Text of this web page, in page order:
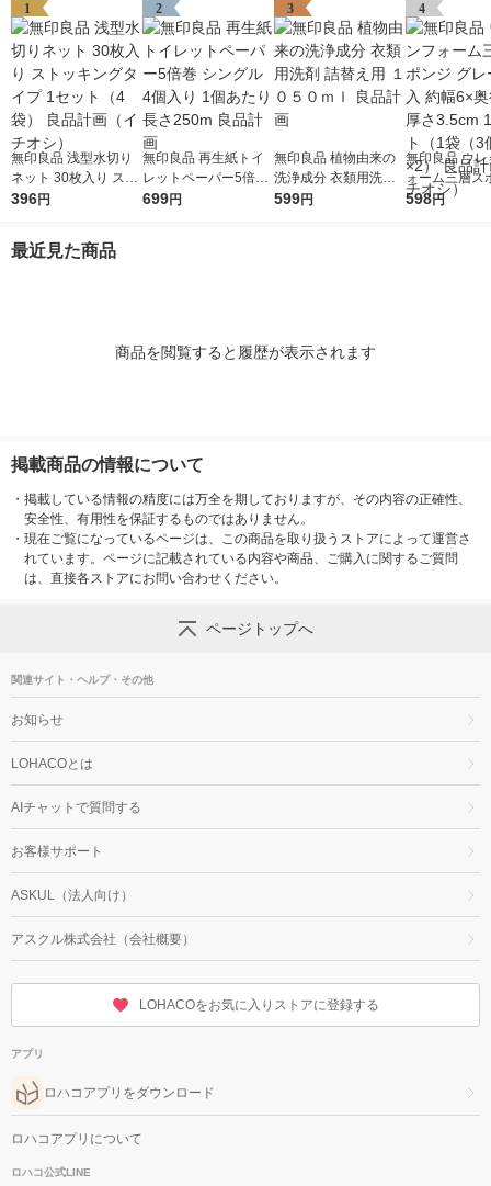
1
無印良品 浅型水切り
ネット 30枚入り スト
ッキングタイプ 1セッ
396円
2
無印良品 再生紙トイ
レットペーパー5倍巻
シングル 4個入り 1個
699円
3
無印良品 植物由来の
洗浄成分 衣類用洗剤
詰替え用 １０５０ｍ
599円
4
無印良品 ウレ
ォーム三層ス
グレー 3個入
598円
最近見た商品
商品を閲覧すると履歴が表示されます
掲載商品の情報について
・ 掲載している情報の精度には万全を期しておりますが、その内容の正確性、
安全性、有用性を保証するものではありません。
・ 現在ご覧になっているページは、この商品を取り扱うストアによって運営さ
れています。ページに記載されている内容や商品、ご購入に関するご質問
は、直接各ストアにお問い合わせください。
ページトップへ
関連サイト・ヘルプ・その他
お知らせ
LOHACOとは
AIチャットで質問する
お客様サポート
ASKUL（法人向け）
アスクル株式会社（会社概要）
LOHACOをお気に入りストアに登録する
アプリ
ロハコアプリをダウンロード
ロハコアプリについて
ロハコ公式LINE